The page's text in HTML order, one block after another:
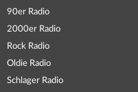
90er Radio
2000er Radio
Rock Radio
Oldie Radio
Schlager Radio